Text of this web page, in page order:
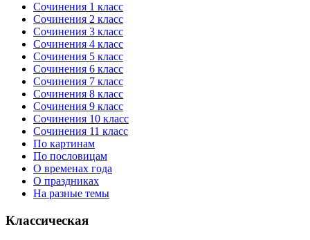
Сочинения 1 класс
Сочинения 2 класс
Сочинения 3 класс
Сочинения 4 класс
Сочинения 5 класс
Сочинения 6 класс
Сочинения 7 класс
Сочинения 8 класс
Сочинения 9 класс
Сочинения 10 класс
Сочинения 11 класс
По картинам
По пословицам
О временах года
О праздниках
На разные темы
Классическая